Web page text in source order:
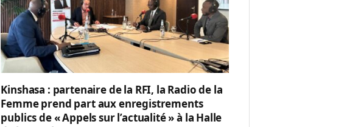
Kinshasa : partenaire de la RFI, la Radio de la
Femme prend part aux enregistrements
publics de « Appels sur l’actualité » à la Halle